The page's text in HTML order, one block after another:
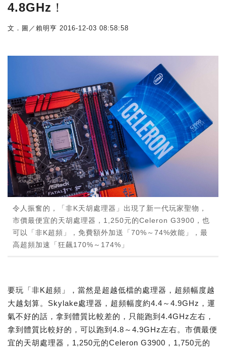
4.8GHz！
文．圖／賴明亨 2016-12-03 08:58:58
令人振奮的，「非K天胡處理器」出現了新一代玩家聖物，
市價最便宜的天胡處理器，1,250元的Celeron G3900，也
可以「非K超頻」，免費額外加送「70%～74%效能」，最
高超頻加速「狂飆170%～174%」
要玩「非K超頻」，當然是超越低檔的處理器，超頻幅度越
大越划算。Skylake處理器，超頻幅度約4.4～4.9GHz，運
氣不好的話，拿到體質比較差的，只能跑到4.4GHz左右，
拿到體質比較好的，可以跑到4.8～4.9GHz左右。市價最便
宜的天胡處理器，1,250元的Celeron G3900，1,750元的